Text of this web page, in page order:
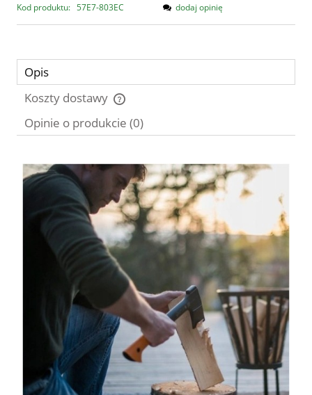
Kod produktu: 57E7-803EC
dodaj opinię
Opis
Koszty dostawy
Cena nie zawiera ewentualnych kosztów płatności
Opinie o produkcie (0)